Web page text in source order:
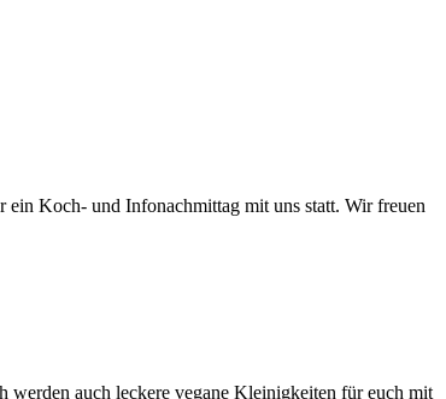
Koch- und Infonachmittag mit uns statt. Wir freuen
werden auch leckere vegane Kleinigkeiten für euch mit